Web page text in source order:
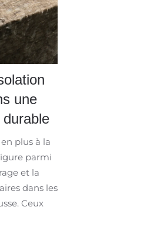
une
plus à la
parmi
et la
dans les
Ceux